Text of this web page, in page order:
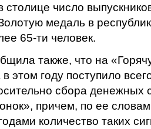
число
медаль в
65-ти человек.
также, что на
этом году поступило
сбора денежных
причем, по ее
количество таких